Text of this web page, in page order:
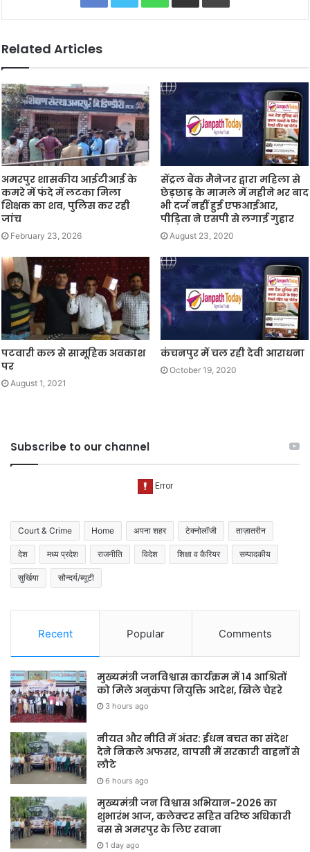
Related Articles
अमरपुर शासकीय आईटीआई के
कमरे में फंदे में लटका मिला
शिक्षक का शव, पुलिस कर रही
जांच
February 23, 2026
सेंट्रल बैंक मैनेजर द्वारा महिला से
छेड़छाड़ के मामले में महीने भर बाद
भी दर्ज नहीं हुई एफआईआर,
पीड़िता ने एसपी से लगाई गुहार
August 23, 2020
पटवारी कल से सामूहिक अवकाश
पर
August 1, 2021
कंचनपुर में चल रही देवी आराधना
October 19, 2020
Subscribe to our channel
Court & Crime Home अपना शहर टेक्नोलॉजी ताज़ातरीन
देश मध्य प्रदेश राजनीति विदेश शिक्षा व कैरियर सम्पादकीय
सुर्खिया सौन्दर्य/ब्यूटी
Recent Popular Comments
मुख्यमंत्री जनविश्वास कार्यक्रम में 14 आश्रितों
को मिले अनुकंपा नियुक्ति आदेश, खिले चेहरे
3 hours ago
नीयत और नीति में अंतर: ईंधन बचत का संदेश
देने निकले अफसर, वापसी में सरकारी वाहनों से
लौटे
6 hours ago
मुख्यमंत्री जन विश्वास अभियान-2026 का
शुभारंभ आज, कलेक्टर सहित वरिष्ठ अधिकारी
बस से अमरपुर के लिए रवाना
1 day ago